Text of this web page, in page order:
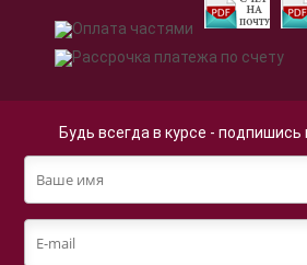
Будь всегда в курсе -